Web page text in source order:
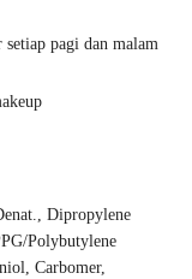
pagi dan malam
Dipropylene
Polybutylene
Carbomer,